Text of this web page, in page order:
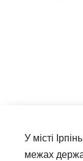
У місті
межах